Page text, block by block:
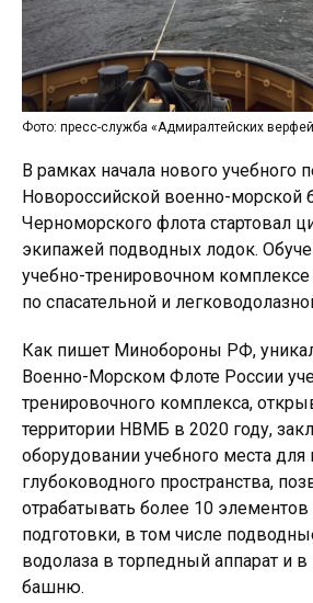
Фото: пресс-служба «Адмиралтейских
В рамках начала нового учебного
Новороссийской военно-морской
Черноморского флота стартовал
экипажей подводных лодок.
учебно-тренировочном
по спасательной и
Как пишет Минобороны РФ,
Военно-Морском Флоте России
тренировочного комплекса,
территории НВМБ в 2020 году,
оборудовании учебного места для
глубоководного пространства,
отрабатывать более 10
подготовки, в том числе
водолаза в торпедный аппарат и
башню.